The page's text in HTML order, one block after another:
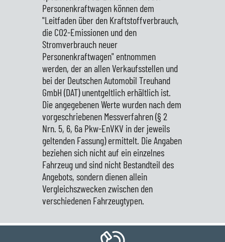
Personenkraftwagen können dem
"Leitfaden über den Kraftstoffverbrauch,
die CO2-Emissionen und den
Stromverbrauch neuer
Personenkraftwagen" entnommen
werden, der an allen Verkaufsstellen und
bei der Deutschen Automobil Treuhand
GmbH (DAT) unentgeltlich erhältlich ist.
Die angegebenen Werte wurden nach dem
vorgeschriebenen Messverfahren (§ 2
Nrn. 5, 6, 6a Pkw-EnVKV in der jeweils
geltenden Fassung) ermittelt. Die Angaben
beziehen sich nicht auf ein einzelnes
Fahrzeug und sind nicht Bestandteil des
Angebots, sondern dienen allein
Vergleichszwecken zwischen den
verschiedenen Fahrzeugtypen.